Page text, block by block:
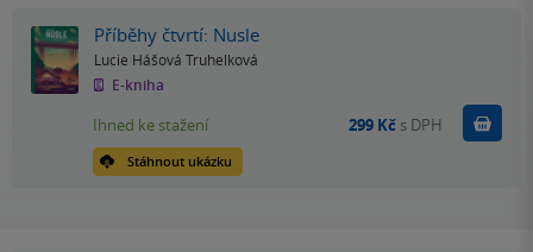
Příběhy čtvrtí: Nusle
Lucie Hášová Truhelková
E-kniha
Stáhnout ukázku
Ihned ke stažení 299 Kč s DPH Koupit